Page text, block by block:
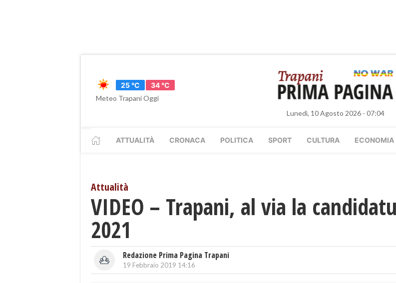
25 °C
34 °C
Meteo Trapani Oggi
Lunedì, 10 Agosto 2026 - 07:04
ATTUALITÀ CRONACA POLITICA SPORT CULTURA ECONOMIA
Attualità
VIDEO – Trapani, al via la
2021
Redazione Prima Pagina Trapani
19 Febbraio 2019 14:16